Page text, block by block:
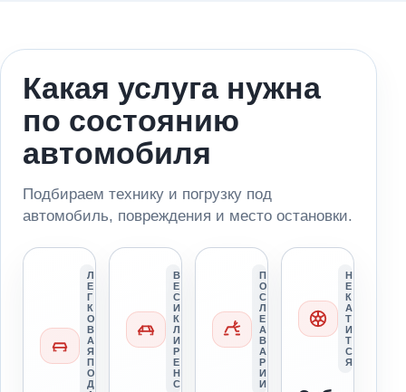
Какая услуга нужна
по состоянию
автомобиля
Подбираем технику и погрузку под
автомобиль, повреждения и место остановки.
Л
Е
Г
К
О
В
А
Я
П
О
Д
В
Е
С
И
К
Л
И
Р
Е
Н
С
П
О
С
Л
Е
А
В
А
Р
И
И
Н
Е
К
А
Т
И
Т
С
Я